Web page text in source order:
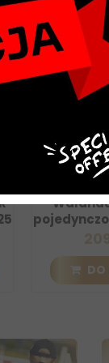
pojedynczo
DO